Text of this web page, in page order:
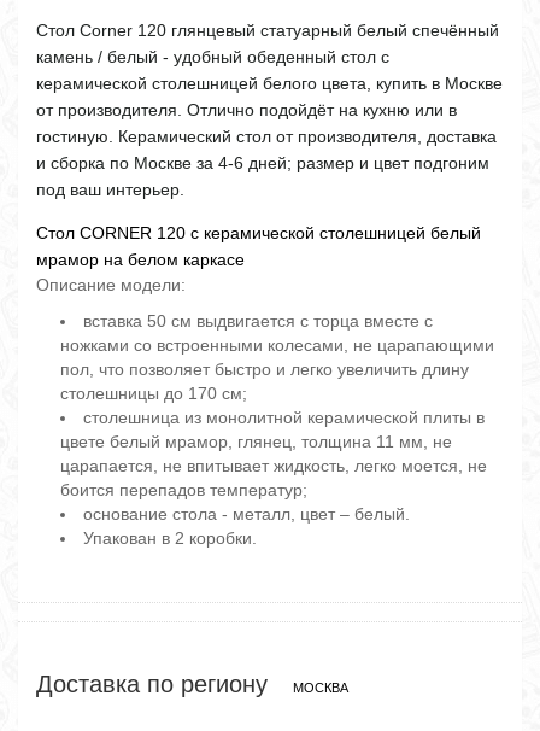
Стол Corner 120 глянцевый статуарный белый спечённый
камень / белый - удобный обеденный стол с
керамической столешницей белого цвета, купить в Москве
от производителя. Отлично подойдёт на кухню или в
гостиную. Керамический стол от производителя, доставка
и сборка по Москве за 4-6 дней; размер и цвет подгоним
под ваш интерьер.
Стол CORNER 120 с керамической столешницей белый
мрамор на белом каркасе
Описание модели:
вставка 50 см выдвигается с торца вместе с
ножками со встроенными колесами, не царапающими
пол, что позволяет быстро и легко увеличить длину
столешницы до 170 см;
столешница из монолитной керамической плиты в
цвете белый мрамор, глянец, толщина 11 мм, не
царапается, не впитывает жидкость, легко моется, не
боится перепадов температур;
основание стола - металл, цвет – белый.
Упакован в 2 коробки.
Доставка по региону МОСКВА